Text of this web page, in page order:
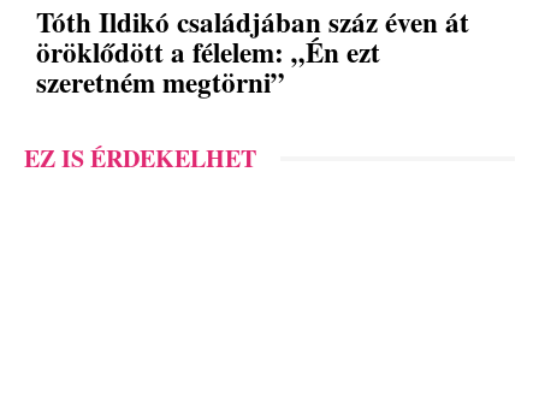
Tóth Ildikó családjában száz éven át
öröklődött a félelem: „Én ezt
szeretném megtörni”
EZ IS ÉRDEKELHET